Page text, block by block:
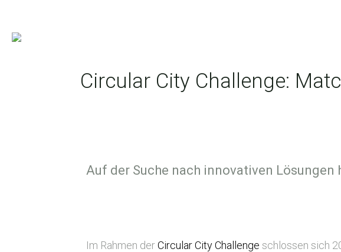
Circular City Challenge:
Auf der Suche nach innovativen
Im Rahmen derCircular City Challenge schlossen sich